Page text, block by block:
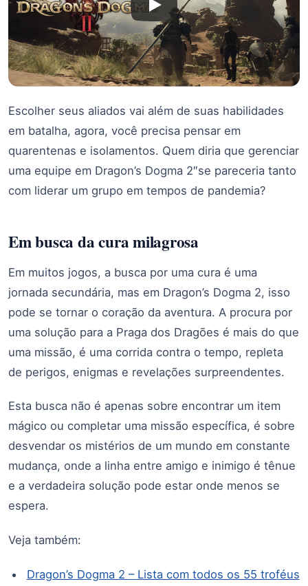
Escolher seus aliados vai além de suas habilidades
em batalha, agora, você precisa pensar em
quarentenas e isolamentos. Quem diria que gerenciar
uma equipe em Dragon’s Dogma 2″se pareceria tanto
com liderar um grupo em tempos de pandemia?
Em busca da cura milagrosa
Em muitos jogos, a busca por uma cura é uma
jornada secundária, mas em Dragon’s Dogma 2, isso
pode se tornar o coração da aventura. A procura por
uma solução para a Praga dos Dragões é mais do que
uma missão, é uma corrida contra o tempo, repleta
de perigos, enigmas e revelações surpreendentes.
Esta busca não é apenas sobre encontrar um item
mágico ou completar uma missão específica, é sobre
desvendar os mistérios de um mundo em constante
mudança, onde a linha entre amigo e inimigo é tênue
e a verdadeira solução pode estar onde menos se
espera.
Veja também:
Dragon’s Dogma 2 – Lista com todos os 55 troféus